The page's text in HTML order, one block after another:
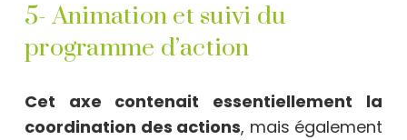
5- Animation et suivi du
programme d’action
Cet axe contenait essentiellement
la
coordination des actions, mais également